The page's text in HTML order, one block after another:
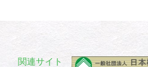
関連サイト